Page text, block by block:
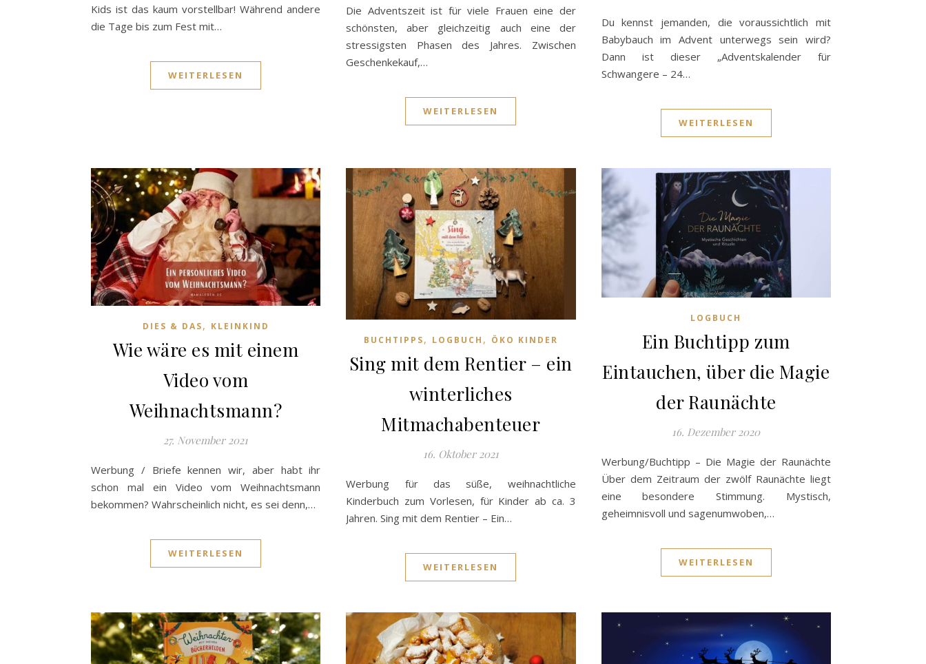
Kids ist das kaum vorstellbar! Während andere
die Tage bis zum Fest mit…
WEITERLESEN
Die Adventszeit ist für viele Frauen eine der
schönsten, aber gleichzeitig auch eine der
stressigsten Phasen des Jahres. Zwischen
Geschenkekauf,…
WEITERLESEN
Du kennst jemanden, die voraussichtlich mit
Babybauch im Advent unterwegs sein wird?
Dann ist dieser „Adventskalender für
Schwangere – 24…
WEITERLESEN
DIES & DAS, KLEINKIND
Wie wäre es mit einem
Video vom
Weihnachtsmann?
27. November 2021
Werbung / Briefe kennen wir, aber habt ihr
schon mal ein Video vom Weihnachtsmann
bekommen? Wahrscheinlich nicht, es sei denn,…
WEITERLESEN
BUCHTIPPS, LOGBUCH , ÖKO KINDER
Sing mit dem Rentier – ein
winterliches
Mitmachabenteuer
16. Oktober 2021
Werbung für das süße, weihnachtliche
Kinderbuch zum Vorlesen, für Kinder ab ca. 3
Jahren. Sing mit dem Rentier – Ein…
WEITERLESEN
LOGBUCH
Ein Buchtipp zum
Eintauchen, über die Magie
der Raunächte
16. Dezember 2020
Werbung/Buchtipp – Die Magie der Raunächte
Über dem Zeitraum der zwölf Raunächte liegt
eine besondere Stimmung. Mystisch,
geheimnisvoll und sagenumwoben,…
WEITERLESEN